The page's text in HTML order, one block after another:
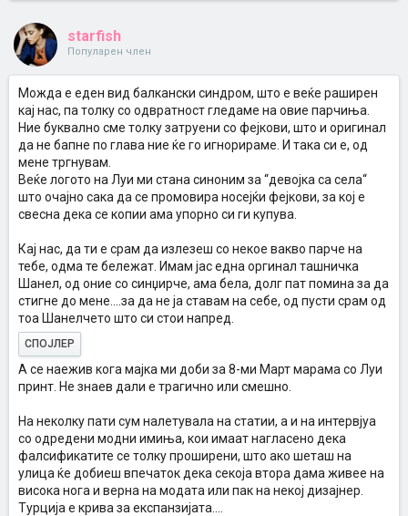
starfish
Популарен член
Можда е еден вид балкански синдром, што е веќе раширен
кај нас, па толку со одвратност гледаме на овие парчиња.
Ние буквално сме толку затруени со фејкови, што и оригинал
да не бапне по глава ние ќе го игнорираме. И така си е, од
мене тргнувам.
Веќе логото на Луи ми стана синоним за “девојка са села“
што очајно сака да се промовира носејќи фејкови, за кој е
свесна дека се копии ама упорно си ги купува.
Кај нас, да ти е срам да излезеш со некое вакво парче на
тебе, одма те бележат. Имам јас една оргинал ташничка
Шанел, од оние со синџирче, ама бела, долг пат помина за да
стигне до мене....за да не ја ставам на себе, од пусти срам од
тоа Шанелчето што си стои напред.
СПОЈЛЕР
А се наежив кога мајка ми доби за 8-ми Март марама со Луи
принт. Не знаев дали е трагично или смешно.
На неколку пати сум налетувала на статии, а и на интервјуа
со одредени модни имиња, кои имаат нагласено дека
фалсификатите се толку проширени, што ако шеташ на
улица ќе добиеш впечаток дека секоја втора дама живее на
висока нога и верна на модата или пак на некој дизајнер.
Турција е крива за експанзијата....